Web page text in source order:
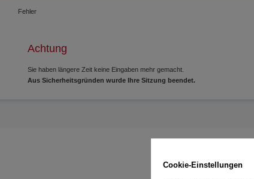
Fehler
Achtung
Sie haben längere Zeit keine Eingaben mehr gemacht.
Aus Sicherheitsgründen wurde Ihre Sitzung beendet.
Cookie-Einstellungen